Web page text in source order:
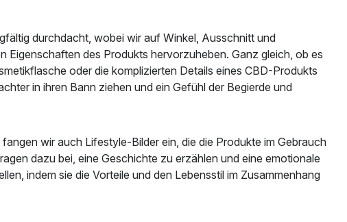
durchdacht, wobei wir auf Winkel, Ausschnitt und
Eigenschaften des Produkts hervorzuheben. Ganz gleich, ob es
oder die komplizierten Details eines CBD-Produkts
in ihren Bann ziehen und ein Gefühl der Begierde und
wir auch Lifestyle-Bilder ein, die die Produkte im Gebrauch
dazu bei, eine Geschichte zu erzählen und eine emotionale
indem sie die Vorteile und den Lebensstil im Zusammenhang